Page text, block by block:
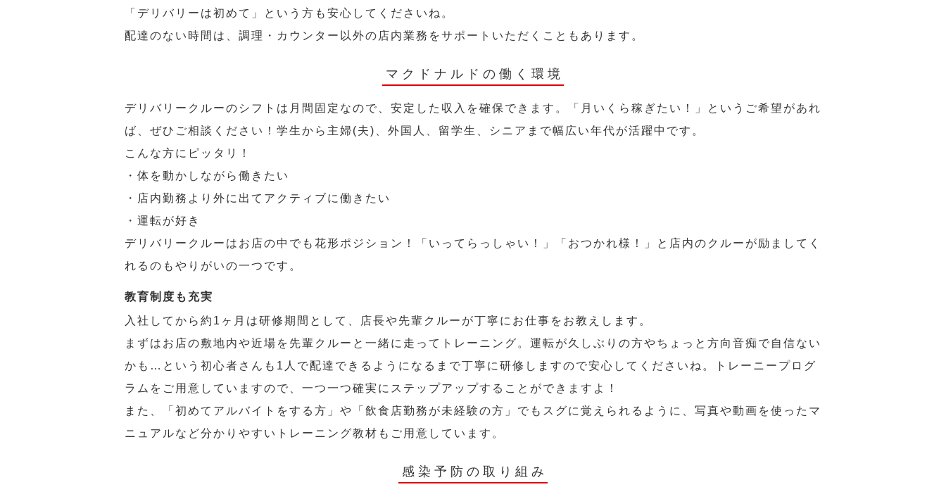
「デリバリーは初めて」という方も安心してくださいね。
配達のない時間は、調理・カウンター以外の店内業務をサポートいただくこともあります。
マクドナルドの働く環境
デリバリークルーのシフトは月間固定なので、安定した収入を確保できます。「月いくら稼ぎたい！」というご希望があれ
ば、ぜひご相談ください！学生から主婦(夫)、外国人、留学生、シニアまで幅広い年代が活躍中です。
こんな方にピッタリ！
・体を動かしながら働きたい
・店内勤務より外に出てアクティブに働きたい
・運転が好き
デリバリークルーはお店の中でも花形ポジション！「いってらっしゃい！」「おつかれ様！」と店内のクルーが励ましてく
れるのもやりがいの一つです。
教育制度も充実
入社してから約1ヶ月は研修期間として、店長や先輩クルーが丁寧にお仕事をお教えします。
まずはお店の敷地内や近場を先輩クルーと一緒に走ってトレーニング。運転が久しぶりの方やちょっと方向音痴で自信ない
かも…という初心者さんも1人で配達できるようになるまで丁寧に研修しますので安心してくださいね。トレーニープログ
ラムをご用意していますので、一つ一つ確実にステップアップすることができますよ！
また、「初めてアルバイトをする方」や「飲食店勤務が未経験の方」でもスグに覚えられるように、写真や動画を使ったマ
ニュアルなど分かりやすいトレーニング教材もご用意しています。
感染予防の取り組み